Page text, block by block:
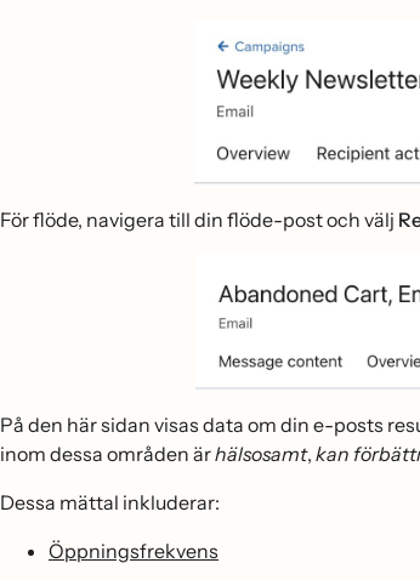
För flöde, navigera till din flöde-post och välj
På den här sidan visas data om din e-posts
inom dessa områden ärhälsosamt, kan
Dessa mättal inkluderar:
Öppningsfrekvens